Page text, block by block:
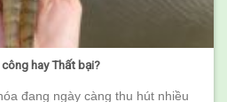
hay Thất bại?
đang ngày càng thu hút nhiều